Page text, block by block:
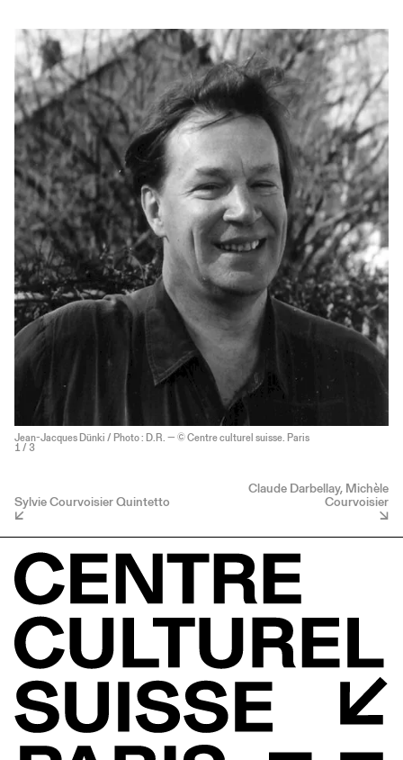
Jean-Jacques Dünki / Photo : D.R. — © Centre culturel suisse. Paris
1 / 3
Sylvie Courvoisier Quintetto
Claude Darbellay, Michèle
Courvoisier